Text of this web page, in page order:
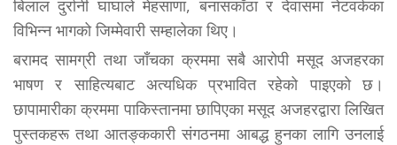
बिलाल दुर्रानी घाघाले मेहसाणा, बनासकाँठा र देवासमा नेटवर्कका
विभिन्न भागको जिम्मेवारी सम्हालेका थिए।
बरामद सामग्री तथा जाँचका क्रममा सबै आरोपी मसूद अजहरका
भाषण र साहित्यबाट अत्यधिक प्रभावित रहेको पाइएको छ।
छापामारीका क्रममा पाकिस्तानमा छापिएका मसूद अजहरद्वारा लिखित
पुस्तकहरू तथा आतङ्ककारी संगठनमा आबद्ध हुनका लागि उनलाई